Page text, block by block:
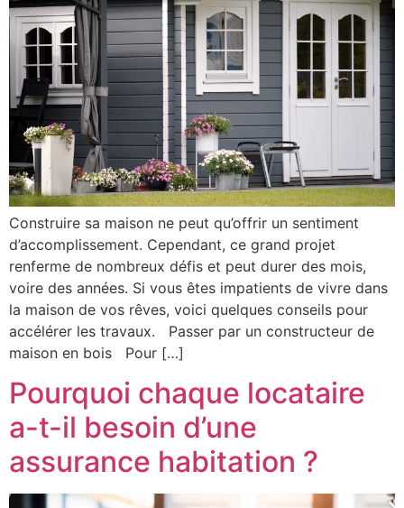
Construire sa maison ne peut qu’offrir un sentiment
d’accomplissement. Cependant, ce grand projet
renferme de nombreux défis et peut durer des mois,
voire des années. Si vous êtes impatients de vivre dans
la maison de vos rêves, voici quelques conseils pour
accélérer les travaux. Passer par un constructeur de
maison en bois Pour […]
Pourquoi chaque locataire
a-t-il besoin d’une
assurance habitation ?